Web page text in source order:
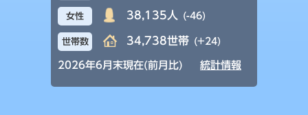
女性 38,135人 (-46)
世帯数 34,738世帯 (+24)
2026年6月末現在(前月比) 統計情報